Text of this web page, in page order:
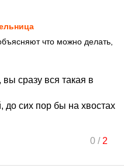
что можно делать,
сразу вся такая в
до сих пор бы на хвостах
0/ 2